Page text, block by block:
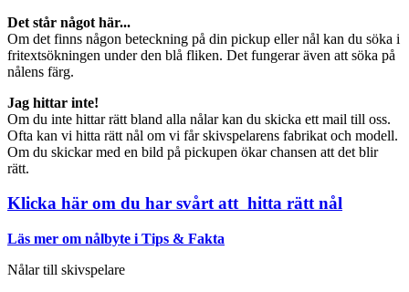
Det står något här...
Om det finns någon beteckning på din pickup eller nål kan du söka i
fritextsökningen under den blå fliken. Det fungerar även att söka på
nålens färg.
Jag hittar inte!
Om du inte hittar rätt bland alla nålar kan du skicka ett mail till oss.
Ofta kan vi hitta rätt nål om vi får skivspelarens fabrikat och modell.
Om du skickar med en bild på pickupen ökar chansen att det blir
rätt.
Klicka här om du har svårt att hitta rätt nål
Läs mer om nålbyte i Tips & Fakta
Nålar till skivspelare